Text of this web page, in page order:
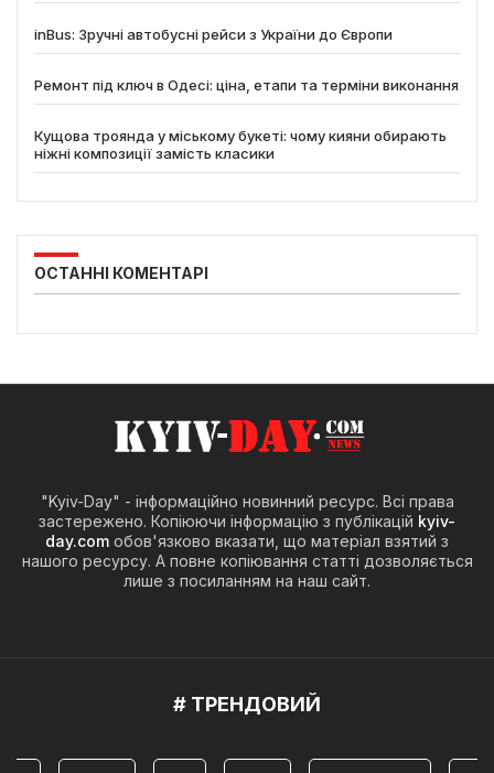
inBus: Зручні автобусні рейси з України до Європи
Ремонт під ключ в Одесі: ціна, етапи та терміни виконання
Кущова троянда у міському букеті: чому кияни обирають
ніжні композиції замість класики
ОСТАННІ КОМЕНТАРІ
"Kyiv-Day" - інформаційно новинний ресурс. Всі права
застережено. Копіюючи інформацію з публікацій kyiv-
day.com обов'язково вказати, що матеріал взятий з
нашого ресурсу. А повне копіювання статті дозволяється
лише з посиланням на наш сайт.
# ТРЕНДОВИЙ